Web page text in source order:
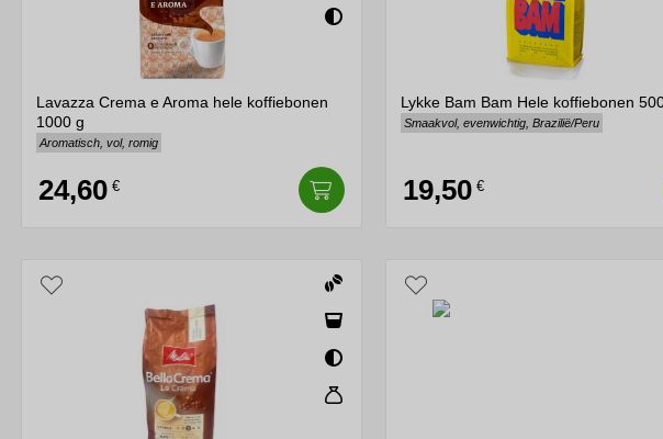
Lavazza Crema e Aroma hele koffiebonen
1000 g
Aromatisch, vol, romig
24,60 €
Lykke Bam Bam Hele koffiebonen
Smaakvol, evenwichtig, Brazilië/Peru
19,50 €